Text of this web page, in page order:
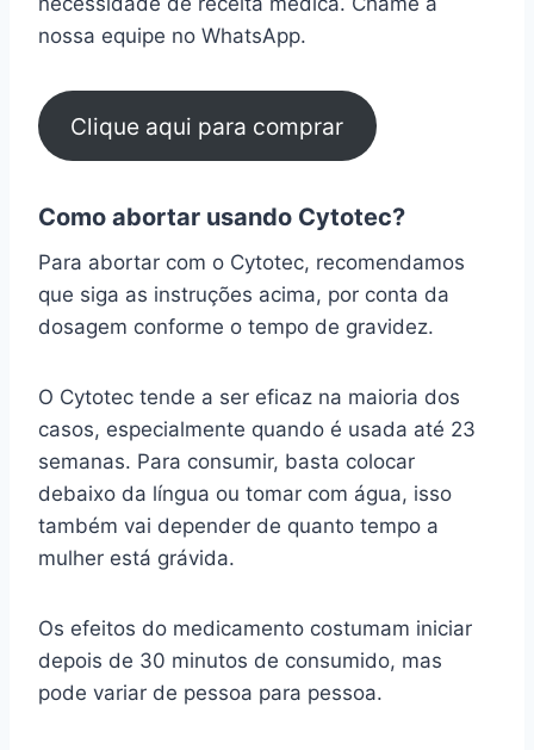
nossa equipe no WhatsApp.
Clique aqui para comprar
Como abortar usando Cytotec?
Para abortar com o Cytotec, recomendamos
que siga as instruções acima, por conta da
dosagem conforme o tempo de gravidez.
O Cytotec tende a ser eficaz na maioria dos
casos, especialmente quando é usada até 23
semanas. Para consumir, basta colocar
debaixo da língua ou tomar com água, isso
também vai depender de quanto tempo a
mulher está grávida.
Os efeitos do medicamento costumam iniciar
depois de 30 minutos de consumido, mas
pode variar de pessoa para pessoa.